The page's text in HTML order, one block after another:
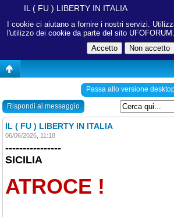
I cookie ci aiutano a fornire i nostri servizi.
l'utilizzo dei cookie da parte del sito UFOFORUM.
IL ( FU ) LIBERTY IN ITALIA
Passa allo versione
Rispondi al messaggio
IL ( FU ) LIBERTY IN ITALIA
06/06/2026, 11:18
----------------
SICILIA
ATROCE !